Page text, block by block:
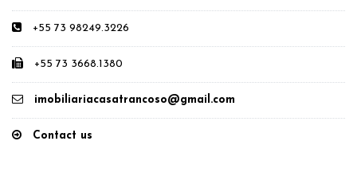
+55 73 98249.3226
+55 73 3668.1380
imobiliariacasatrancoso@gmail.com
Contact us